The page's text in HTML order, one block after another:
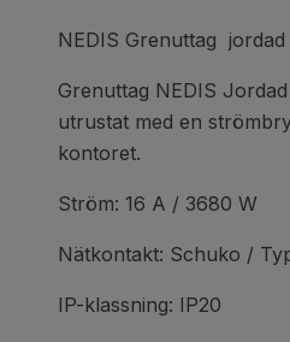
NEDIS Grenuttag jordad
Grenuttag NEDIS
utrustat med en
kontoret.
Ström: 16 A / 3680 W
Nätkontakt: Schuko /
IP-klassning: IP20